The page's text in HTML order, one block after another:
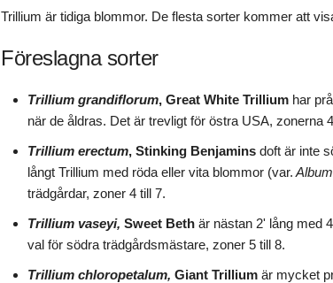
Trillium är tidiga blommor. De flesta sorter kommer att
Föreslagna sorter
Trillium grandiflorum, Great White Trillium har
när de åldras. Det är trevligt för östra USA, zonerna
Trillium erectum, Stinking Benjamins doft är inte
långt Trillium med röda eller vita blommor (var. Album
trädgårdar, zoner 4 till 7.
Trillium vaseyi, Sweet Beth är nästan 2' lång med
val för södra trädgårdsmästare, zoner 5 till 8.
Trillium chloropetalum, Giant Trillium är mycket